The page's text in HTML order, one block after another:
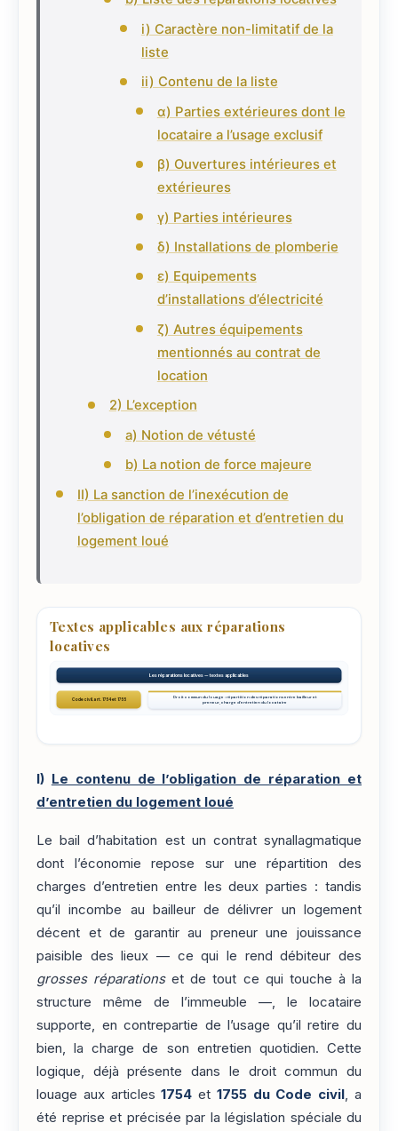
i) Caractère non-limitatif de la
liste
ii) Contenu de la liste
α) Parties extérieures dont le
locataire a l’usage exclusif
β) Ouvertures intérieures et
extérieures
γ) Parties intérieures
δ) Installations de plomberie
ε) Equipements
d’installations d’électricité
ζ) Autres équipements
mentionnés au contrat de
location
2) L’exception
a) Notion de vétusté
b) La notion de force majeure
II) La sanction de l’inexécution de
l’obligation de réparation et d’entretien du
logement loué
Textes applicables aux réparations
locatives
Les réparations locatives — textes applicables
Code civil, art. 1754 et 1755 Droit commun du louage : répartition des réparations entre bailleur et
preneur, charge d'entretien du locataire
I) Le contenu de l’obligation de réparation et
d’entretien du logement loué
Le bail d’habitation est un contrat synallagmatique
dont l’économie repose sur une répartition des
charges d’entretien entre les deux parties : tandis
qu’il incombe au bailleur de délivrer un logement
décent et de garantir au preneur une jouissance
paisible des lieux — ce qui le rend débiteur des
grosses réparationset de tout ce qui touche à la
structure même de l’immeuble —, le locataire
supporte, en contrepartie de l’usage qu’il retire du
bien, la charge de son entretien quotidien. Cette
logique, déjà présente dans le droit commun du
louage aux articles1754 et 1755 du Code civil, a
été reprise et précisée par la législation spéciale du